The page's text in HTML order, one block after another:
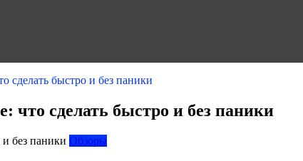
сделать быстро и без паники
что сделать быстро и без паники
Обзоры